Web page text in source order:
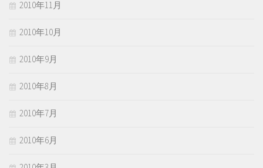
2010年11月
2010年10月
2010年9月
2010年8月
2010年7月
2010年6月